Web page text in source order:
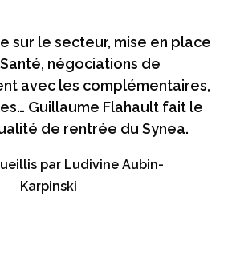
sur le secteur, mise en place
Santé, négociations de
avec les complémentaires,
Guillaume Flahault fait le
de rentrée du Synea.
par Ludivine Aubin-
Karpinski